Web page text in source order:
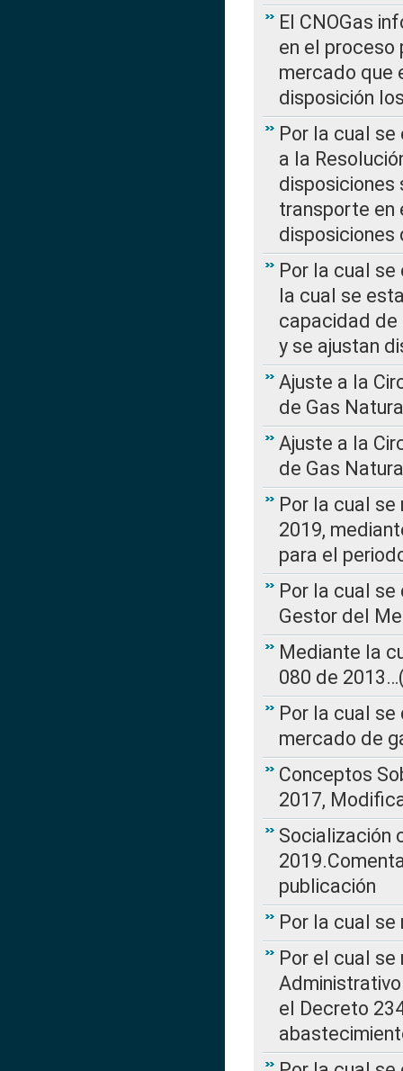
El CNOGas
en el
mercado que
disposición
Por la cual se
a la
disposiciones
transporte en
disposiciones
Por la cual se
la cual se
capacidad de
y se ajustan
Ajuste a la
de Gas
Ajuste a la
de Gas
Por la cual se
2019,
para el
Por la cual
Gestor del
Mediante la
080 de
Por la cual
mercado de
Conceptos
2017,
Socialización
publicación
Por la cual se
Por el cual
el Decreto